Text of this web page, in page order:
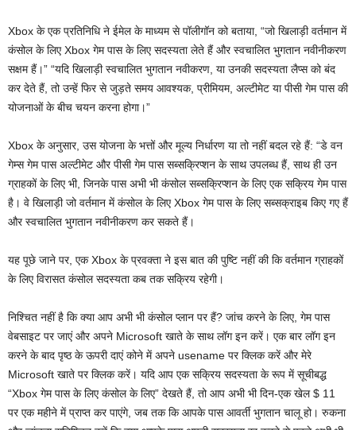
Xbox के एक प्रतिनिधि ने ईमेल के माध्यम से पॉलीगॉन को बताया, “जो खिलाड़ी वर्तमान में
कंसोल के लिए Xbox गेम पास के लिए सदस्यता लेते हैं और स्वचालित भुगतान नवीनीकरण
सक्षम हैं।” “यदि खिलाड़ी स्वचालित भुगतान नवीकरण, या उनकी सदस्यता लैप्स को बंद
कर देते हैं, तो उन्हें फिर से जुड़ते समय आवश्यक, प्रीमियम, अल्टीमेट या पीसी गेम पास की
योजनाओं के बीच चयन करना होगा।”
Xbox के अनुसार, उस योजना के भत्तों और मूल्य निर्धारण या तो नहीं बदल रहे हैं: “डे वन
गेम्स गेम पास अल्टीमेट और पीसी गेम पास सब्सक्रिप्शन के साथ उपलब्ध हैं, साथ ही उन
ग्राहकों के लिए भी, जिनके पास अभी भी कंसोल सब्सक्रिप्शन के लिए एक सक्रिय गेम पास
है। वे खिलाड़ी जो वर्तमान में कंसोल के लिए Xbox गेम पास के लिए सब्सक्राइब किए गए हैं
और स्वचालित भुगतान नवीनीकरण कर सकते हैं।
यह पूछे जाने पर, एक Xbox के प्रवक्ता ने इस बात की पुष्टि नहीं की कि वर्तमान ग्राहकों
के लिए विरासत कंसोल सदस्यता कब तक सक्रिय रहेगी।
निश्चित नहीं है कि क्या आप अभी भी कंसोल प्लान पर हैं? जांच करने के लिए, गेम पास
वेबसाइट पर जाएं और अपने Microsoft खाते के साथ लॉग इन करें। एक बार लॉग इन
करने के बाद पृष्ठ के ऊपरी दाएं कोने में अपने usename पर क्लिक करें और मेरे
Microsoft खाते पर क्लिक करें। यदि आप एक सक्रिय सदस्यता के रूप में सूचीबद्ध
“Xbox गेम पास के लिए कंसोल के लिए” देखते हैं, तो आप अभी भी दिन-एक खेल $ 11
पर एक महीने में प्राप्त कर पाएंगे, जब तक कि आपके पास आवर्ती भुगतान चालू हो। रुकना